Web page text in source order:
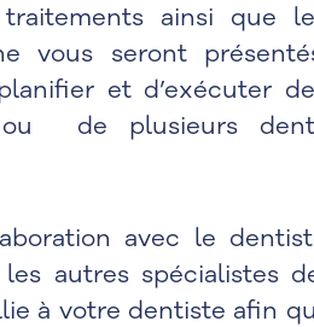
ainsi que
vous seront
et d’exécuter
ou de plusieurs
avec le
autres spécialistes
à votre dentiste afin